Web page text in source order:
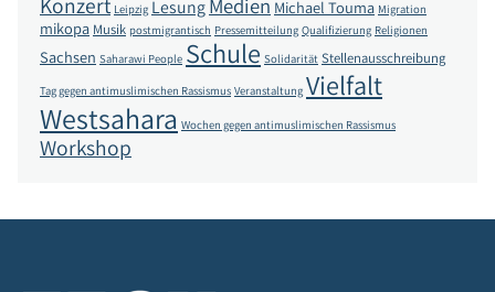
Konzert Leipzig LesungMedien Michael Touma Migration
mikopa Musik postmigrantisch Pressemitteilung Qualifizierung Religionen
Sachsen Saharawi People Schule Solidarität Stellenausschreibung
Tag gegen antimuslimischen Rassismus Veranstaltung Vielfalt
Westsahara Wochen gegen antimuslimischen Rassismus
Workshop